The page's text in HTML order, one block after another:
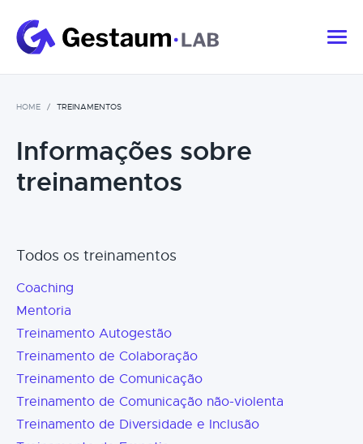
HOME TREINAMENTOS
Informações sobre
treinamentos
Todos os treinamentos
Coaching
Mentoria
Treinamento Autogestão
Treinamento de Colaboração
Treinamento de Comunicação
Treinamento de Comunicação não-violenta
Treinamento de Diversidade e Inclusão